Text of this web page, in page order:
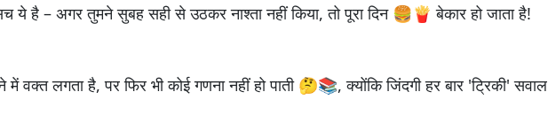
ये है – अगर तुमने सुबह सही से उठकर नाश्ता नहीं किया, तो पूरा दिन 🍔🍟 बेकार हो जाता है!
वक्त लगता है, पर फिर भी कोई गणना नहीं हो पाती 🤔📚, क्योंकि जिंदगी हर बार 'ट्रिकी'